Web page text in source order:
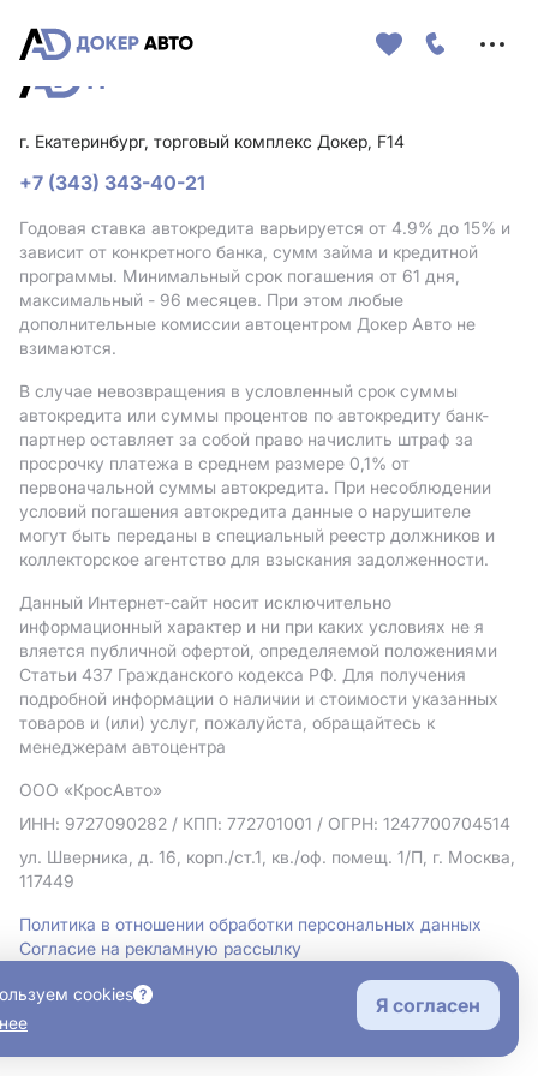
г. Екатеринбург, торговый комплекс Докер, F14
+7 (343) 343-40-21
Годовая ставка автокредита варьируется от 4.9% до 15% и
зависит от конкретного банка, сумм займа и кредитной
программы. Минимальный срок погашения от 61 дня,
максимальный - 96 месяцев. При этом любые
дополнительные комиссии автоцентром Докер Авто не
взимаются.
В случае невозвращения в условленный срок суммы
автокредита или суммы процентов по автокредиту банк-
партнер оставляет за собой право начислить штраф за
просрочку платежа в среднем размере 0,1% от
первоначальной суммы автокредита. При несоблюдении
условий погашения автокредита данные о нарушителе
могут быть переданы в специальный реестр должников и
коллекторское агентство для взыскания задолженности.
Данный Интернет-сайт носит исключительно
информационный характер и ни при каких условиях не я
вляется публичной офертой, определяемой положениями
Статьи 437 Гражданского кодекса РФ. Для получения
подробной информации о наличии и стоимости указанных
товаров и (или) услуг, пожалуйста, обращайтесь к
менеджерам автоцентра
ООО «КросАвто»
ИНН: 9727090282 / КПП: 772701001 / ОГРН: 1247700704514
ул. Шверника, д. 16, корп./ст.1, кв./оф. помещ. 1/П, г. Москва,
117449
Политика в отношении обработки персональных данных
Согласие на рекламную рассылку
cookies
Я согласен